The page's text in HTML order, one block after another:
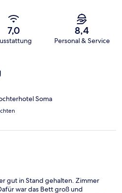
7,0 8,4
Personal & Service
Soma
gut in Stand gehalten. Zimmer
war das Bett groß und